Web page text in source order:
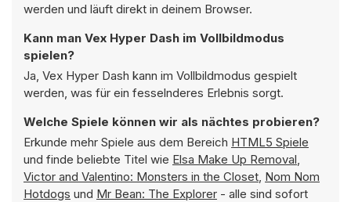
werden und läuft direkt in deinem Browser.
Kann man Vex Hyper Dash im Vollbildmodus
spielen?
Ja, Vex Hyper Dash kann im Vollbildmodus gespielt
werden, was für ein fesselnderes Erlebnis sorgt.
Welche Spiele können wir als nächtes probieren?
Erkunde mehr Spiele aus dem Bereich HTML5 Spiele
und finde beliebte Titel wie Elsa Make Up Removal,
Victor and Valentino: Monsters in the Closet, Nom Nom
Hotdogs und Mr Bean: The Explorer - alle sind sofort